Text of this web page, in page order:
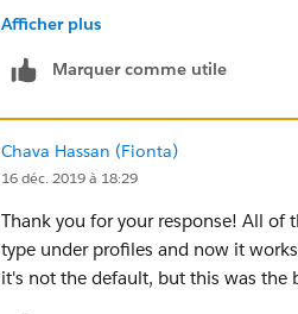
2. Check for any processes or
3. Check for any Apex triggers that
Afficher plus
Marquer comme utile
Chava Hassan (Fionta)
16 déc. 2019 à 18:29
Thank you for your response! All of
type under profiles and now it
it's not the default, but this was the